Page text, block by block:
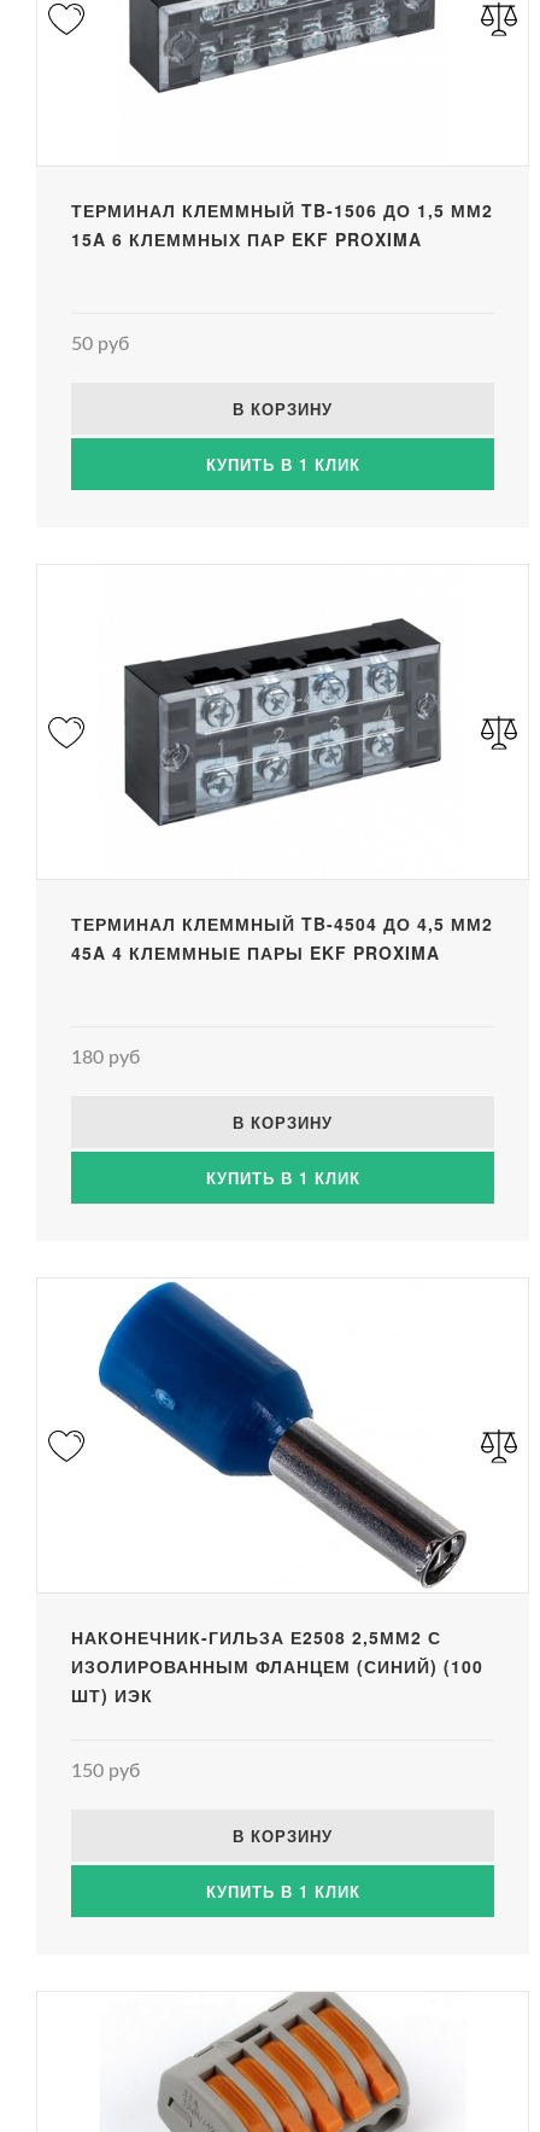
ТЕРМИНАЛ КЛЕММНЫЙ TB-1506 ДО 1,5 ММ2
15A 6 КЛЕММНЫХ ПАР EKF PROXIMA
50 руб
В КОРЗИНУ
КУПИТЬ В 1 КЛИК
ТЕРМИНАЛ КЛЕММНЫЙ TB-4504 ДО 4,5 ММ2
45A 4 КЛЕММНЫЕ ПАРЫ EKF PROXIMA
180 руб
В КОРЗИНУ
КУПИТЬ В 1 КЛИК
НАКОНЕЧНИК-ГИЛЬЗА Е2508 2,5ММ2 С
ИЗОЛИРОВАННЫМ ФЛАНЦЕМ (СИНИЙ) (100
ШТ) ИЭК
150 руб
В КОРЗИНУ
КУПИТЬ В 1 КЛИК